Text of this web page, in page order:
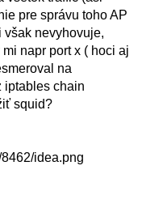
pre správu toho AP
však nevyhovuje,
napr port x ( hoci aj
na
iptables chain
squid?
idea.png